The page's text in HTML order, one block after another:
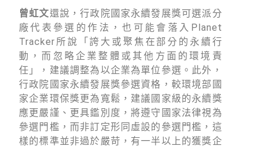
曾虹文還說，行政院國家永續發展獎可選派分
廠代表參選的作法，也可能會落入Planet
Tracker所說「誇大或聚焦在部分的永續行
動，而忽略企業整體或其他方面的環境責
任」，建議調整為以企業為單位參選。此外，
行政院國家永續發展獎參選資格，較環境部國
家企業環保獎更為寬鬆，建議國家級的永續獎
應更嚴謹、更具鑑別度，將遵守國家法律視為
參選門檻，而非訂定形同虛設的參選門檻，這
樣的標準並非過於嚴苛，有一半以上的獲獎企